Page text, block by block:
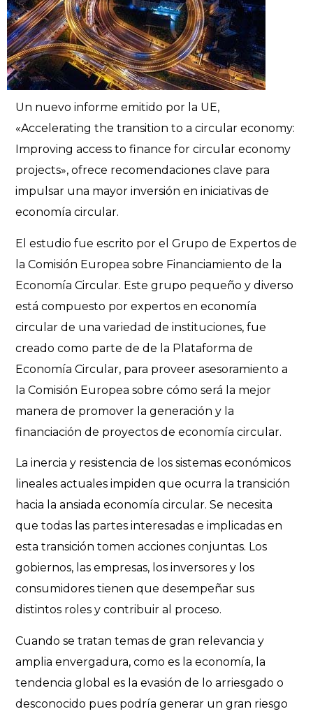
Un nuevo informe emitido por la UE,
«Accelerating the transition to a circular economy:
Improving access to finance for circular economy
projects», ofrece recomendaciones clave para
impulsar una mayor inversión en iniciativas de
economía circular.
El estudio fue escrito por el Grupo de Expertos de
la Comisión Europea sobre Financiamiento de la
Economía Circular. Este grupo pequeño y diverso
está compuesto por expertos en economía
circular de una variedad de instituciones, fue
creado como parte de de la Plataforma de
Economía Circular, para proveer asesoramiento a
la Comisión Europea sobre cómo será la mejor
manera de promover la generación y la
financiación de proyectos de economía circular.
La inercia y resistencia de los sistemas económicos
lineales actuales impiden que ocurra la transición
hacia la ansiada economía circular. Se necesita
que todas las partes interesadas e implicadas en
esta transición tomen acciones conjuntas. Los
gobiernos, las empresas, los inversores y los
consumidores tienen que desempeñar sus
distintos roles y contribuir al proceso.
Cuando se tratan temas de gran relevancia y
amplia envergadura, como es la economía, la
tendencia global es la evasión de lo arriesgado o
desconocido pues podría generar un gran riesgo